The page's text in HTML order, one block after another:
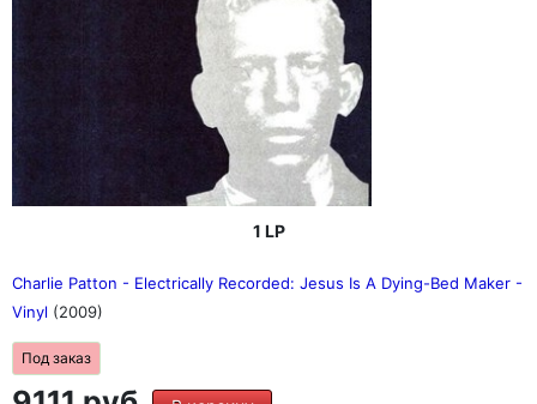
1 LP
Charlie Patton - Electrically Recorded: Jesus Is A Dying-Bed Maker -
Vinyl (2009)
Под заказ